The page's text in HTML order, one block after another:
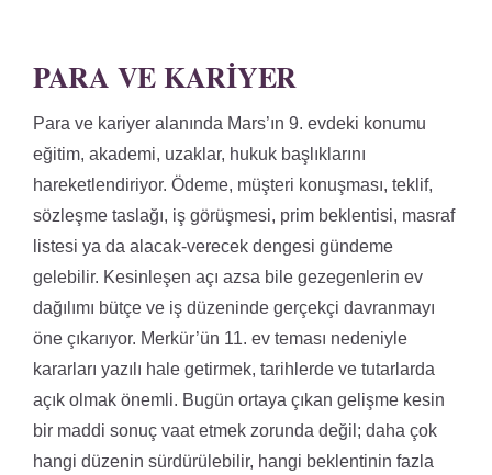
PARA VE KARIYER
Para ve kariyer alanında Mars’ın 9. evdeki konumu
eğitim, akademi, uzaklar, hukuk başlıklarını
hareketlendiriyor. Ödeme, müşteri konuşması, teklif,
sözleşme taslağı, iş görüşmesi, prim beklentisi, masraf
listesi ya da alacak-verecek dengesi gündeme
gelebilir. Kesinleşen açı azsa bile gezegenlerin ev
dağılımı bütçe ve iş düzeninde gerçekçi davranmayı
öne çıkarıyor. Merkür’ün 11. ev teması nedeniyle
kararları yazılı hale getirmek, tarihlerde ve tutarlarda
açık olmak önemli. Bugün ortaya çıkan gelişme kesin
bir maddi sonuç vaat etmek zorunda değil; daha çok
hangi düzenin sürdürülebilir, hangi beklentinin fazla